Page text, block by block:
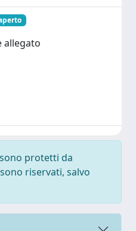
allegato
protetti da
riservati, salvo